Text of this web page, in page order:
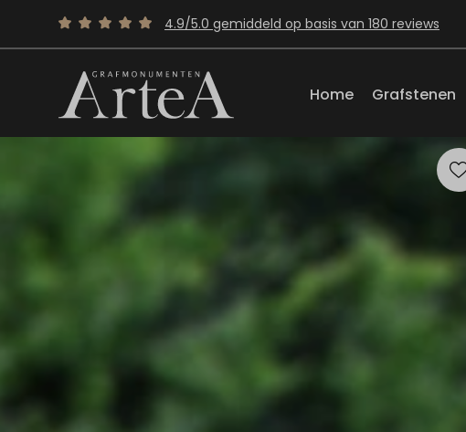
Home Grafstenen
4.9/5.0 gemiddeld op basis van 180 reviews